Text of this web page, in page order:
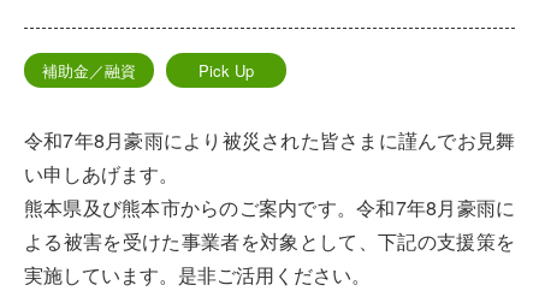
補助金／融資 Pick Up
令和7年8月豪雨により被災された皆さまに謹んでお見舞
い申しあげます。
熊本県及び熊本市からのご案内です。令和7年8月豪雨に
よる被害を受けた事業者を対象として、下記の支援策を
実施しています。是非ご活用ください。